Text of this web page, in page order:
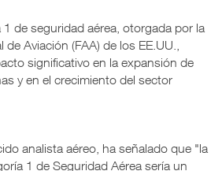
1 de seguridad aérea, otorgada por la
Aviación (FAA) de los EE.UU.,
significativo en la expansión de
y en el crecimiento del sector
analista aéreo, ha señalado que "la
1 de Seguridad Aérea sería un